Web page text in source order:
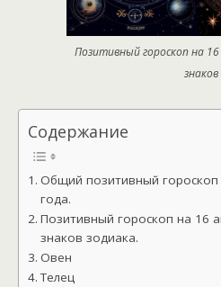
Позитивный гороскоп на 16
знаков
Содержание
Общий позитивный гороскоп
года.
Позитивный гороскоп на 16
знаков зодиака.
Овен
Телец